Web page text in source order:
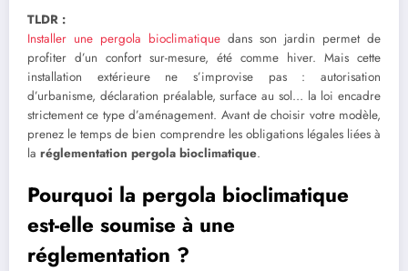
TLDR :
Installer une pergola bioclimatique dans son jardin permet de
profiter d’un confort sur-mesure, été comme hiver. Mais cette
installation extérieure ne s’improvise pas : autorisation
d’urbanisme, déclaration préalable, surface au sol… la loi encadre
strictement ce type d’aménagement. Avant de choisir votre modèle,
prenez le temps de bien comprendre les obligations légales liées à
la réglementation pergola bioclimatique.
Pourquoi la pergola bioclimatique
est-elle soumise à une
réglementation ?